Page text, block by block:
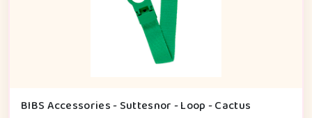
BIBS Accessories - Suttesnor - Loop - Cactus